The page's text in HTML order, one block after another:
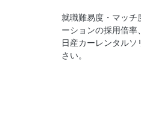
就職難易度・マッチ
ーションの採用倍
日産カーレンタル
さい。